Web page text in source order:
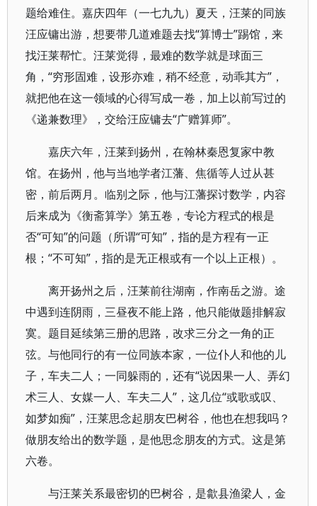
题给难住。嘉庆四年（一七九九）夏天，汪莱的同族
汪应镛出游，想要带几道难题去找“算博士”踢馆，来
找汪莱帮忙。汪莱觉得，最难的数学就是球面三
角，“穷形固难，设形亦难，稍不经意，动乖其方”，
就把他在这一领域的心得写成一卷，加上以前写过的
《递兼数理》，交给汪应镛去“广赠算师”。
嘉庆六年，汪莱到扬州，在翰林秦恩复家中教
馆。在扬州，他与当地学者江藩、焦循等人过从甚
密，前后两月。临别之际，他与江藩探讨数学，内容
后来成为《衡斋算学》第五卷，专论方程式的根是
否“可知”的问题（所谓“可知”，指的是方程有一正
根；“不可知”，指的是无正根或有一个以上正根）。
离开扬州之后，汪莱前往湖南，作南岳之游。途
中遇到连阴雨，三昼夜不能上路，他只能做题排解寂
寞。题目延续第三册的思路，改求三分之一角的正
弦。与他同行的有一位同族本家，一位仆人和他的儿
子，车夫二人；一同躲雨的，还有“说因果一人、弄幻
术三人、女媒一人、车夫二人”，这几位“或歌或叹、
如梦如痴”，汪莱思念起朋友巴树谷，他也在想我吗？
做朋友给出的数学题，是他思念朋友的方式。这是第
六卷。
与汪莱关系最密切的巴树谷，是歙县渔梁人，金